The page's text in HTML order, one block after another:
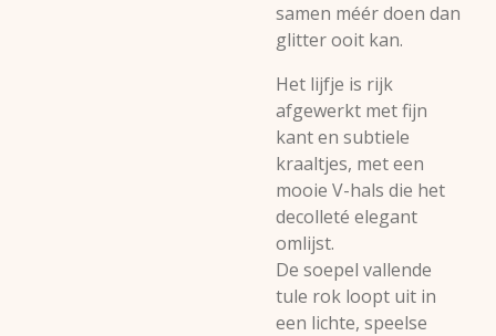
samen méér doen dan
glitter ooit kan.
Het lijfje is rijk
afgewerkt met fijn
kant en subtiele
kraaltjes, met een
mooie V-hals die het
decolleté elegant
omlijst.
De soepel vallende
tule rok loopt uit in
een lichte, speelse